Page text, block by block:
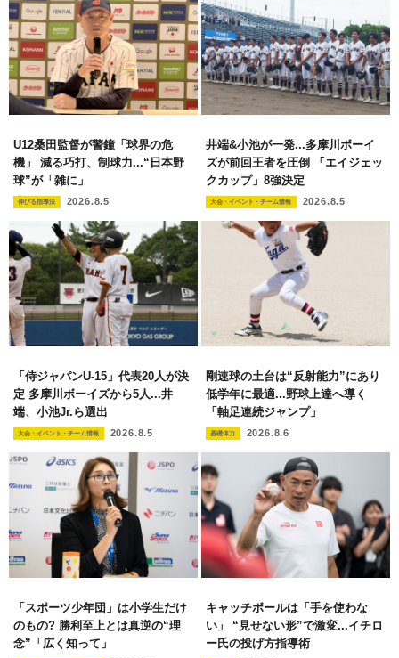
U12桑田監督が警鐘「球界の危
機」 減る巧打、制球力...“日本野
球”が「雑に」
伸びる指導法 2026.8.5
井端&小池が一発...多摩川ボーイ
ズが前回王者を圧倒 「エイジェッ
クカップ」8強決定
大会・イベント・チーム情報 2026.8.5
「侍ジャパンU-15」代表20人が決
定 多摩川ボーイズから5人...井
端、小池Jr.ら選出
大会・イベント・チーム情報 2026.8.5
剛速球の土台は“反射能力”にあり
低学年に最適...野球上達へ導く
「軸足連続ジャンプ」
基礎体力 2026.8.6
「スポーツ少年団」は小学生だけ
のもの? 勝利至上とは真逆の“理
念”「広く知って」
キャッチボールは「手を使わな
い」 “見せない形”で激変...イチロ
ー氏の投げ方指導術